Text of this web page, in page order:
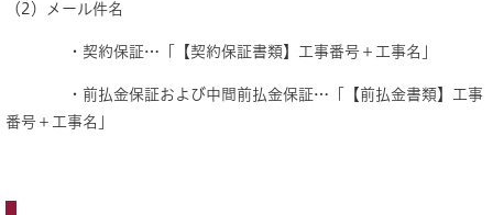
（2）メール件名
・契約保証…「【契約保証書類】工事番号＋工事名」
・前払金保証および中間前払金保証…「【前払金書類】工事
番号＋工事名」